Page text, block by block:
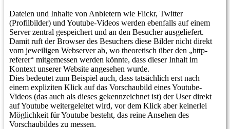
Dateien und Inhalte von Anbietern wie Flickr, Twitter
(Profilbilder) und Youtube-Videos werden ebenfalls auf einem
Server zentral gespeichert und an den Besucher ausgeliefert.
Damit ruft der Browser des Besuchers diese Bilder nicht direkt
vom jeweiligen Webserver ab, wo theoretisch über den „http-
referer“ mitgemessen werden könnte, dass dieser Inhalt im
Kontext unserer Website angesehen wurde.
Dies bedeutet zum Beispiel auch, dass tatsächlich erst nach
einem expliziten Klick auf das Vorschaubild eines Youtube-
Videos (das auch als dieses gekennzeichnet ist) der User direkt
auf Youtube weitergeleitet wird, vor dem Klick aber keinerlei
Möglichkeit für Youtube besteht, das reine Ansehen des
Vorschaubildes zu messen.